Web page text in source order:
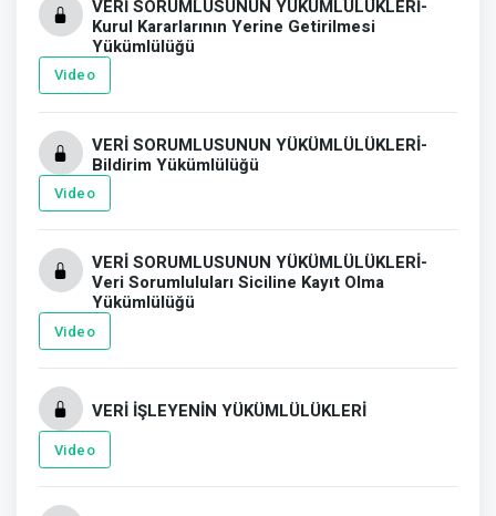
VERİ SORUMLUSUNUN YÜKÜMLÜLÜKLERİ-
Kurul Kararlarının Yerine Getirilmesi
Yükümlülüğü
Video
VERİ SORUMLUSUNUN YÜKÜMLÜLÜKLERİ-
Bildirim Yükümlülüğü
Video
VERİ SORUMLUSUNUN YÜKÜMLÜLÜKLERİ-
Veri Sorumluluları Siciline Kayıt Olma
Yükümlülüğü
Video
VERİ İŞLEYENİN YÜKÜMLÜLÜKLERİ
Video